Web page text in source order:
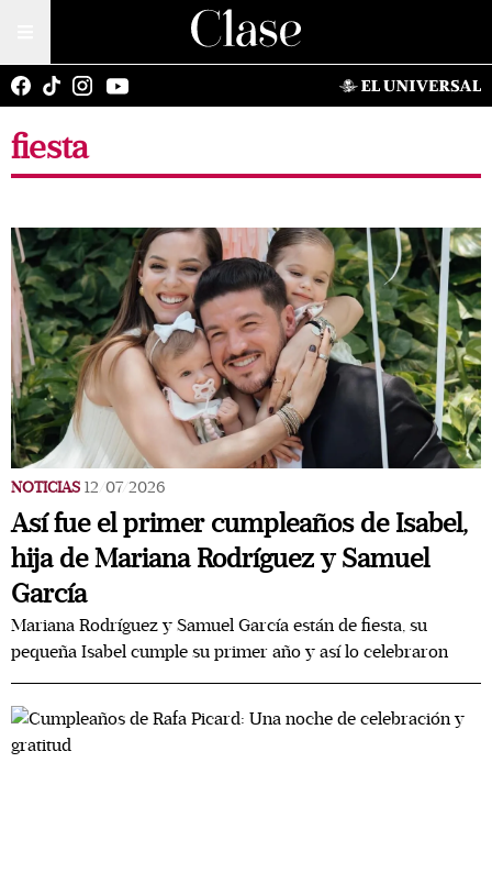
fiesta
NOTICIAS 12/07/2026
Así fue el primer cumpleaños de Isabel,
hija de Mariana Rodríguez y Samuel
García
Mariana Rodríguez y Samuel García están de fiesta, su
pequeña Isabel cumple su primer año y así lo celebraron